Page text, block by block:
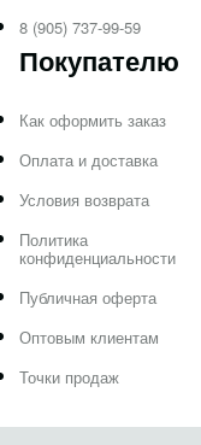
Покупателю
Как оформить заказ
Оплата и доставка
Условия возврата
Политика
конфиденциальности
Публичная оферта
Оптовым клиентам
Точки продаж
8 (905) 737-99-59